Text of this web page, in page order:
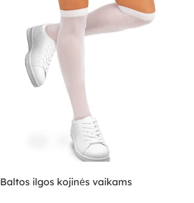
Baltos ilgos kojinės vaikams